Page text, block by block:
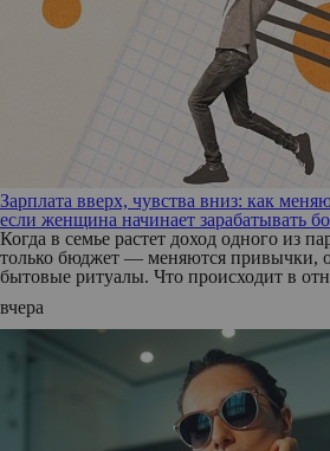
Зарплата вверх, чувства вниз: как
если женщина начинает зарабатывать
Когда в семье растет доход одного из
только бюджет — меняются привычки,
бытовые ритуалы. Что происходит в
вчера